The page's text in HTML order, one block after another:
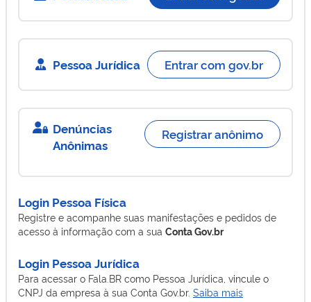
Login Pessoa Física
Registre e acompanhe suas manifestações e pedidos de
acesso à informação com a sua Conta Gov.br
Login Pessoa Jurídica
Para acessar o Fala.BR como Pessoa Jurídica, vincule o
CNPJ da empresa à sua Conta Gov.br. Saiba mais
Pessoa Jurídica Entrar com gov.br
Denúncias
Anônimas
Registrar anônimo